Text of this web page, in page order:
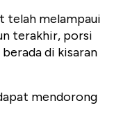
telah melampaui
terakhir, porsi
di kisaran
mendorong